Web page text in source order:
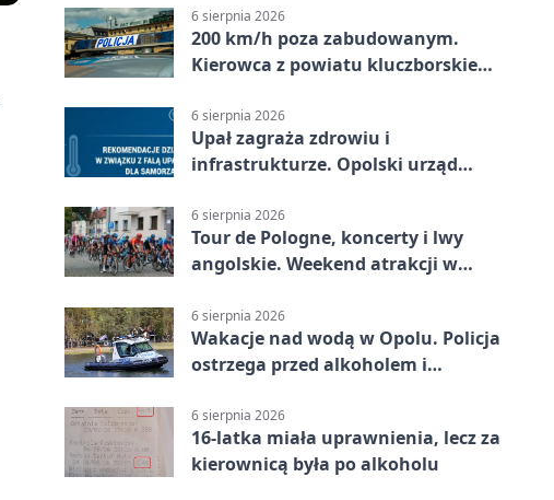
6 sierpnia 2026
200 km/h poza zabudowanym.
Kierowca z powiatu kluczborskiego
6 sierpnia 2026
Upał zagraża zdrowiu i
infrastrukturze. Opolski urząd
6 sierpnia 2026
Tour de Pologne, koncerty i lwy
angolskie. Weekend atrakcji w
6 sierpnia 2026
Wakacje nad wodą w Opolu. Policja
ostrzega przed alkoholem i
6 sierpnia 2026
16-latka miała uprawnienia, lecz za
kierownicą była po alkoholu